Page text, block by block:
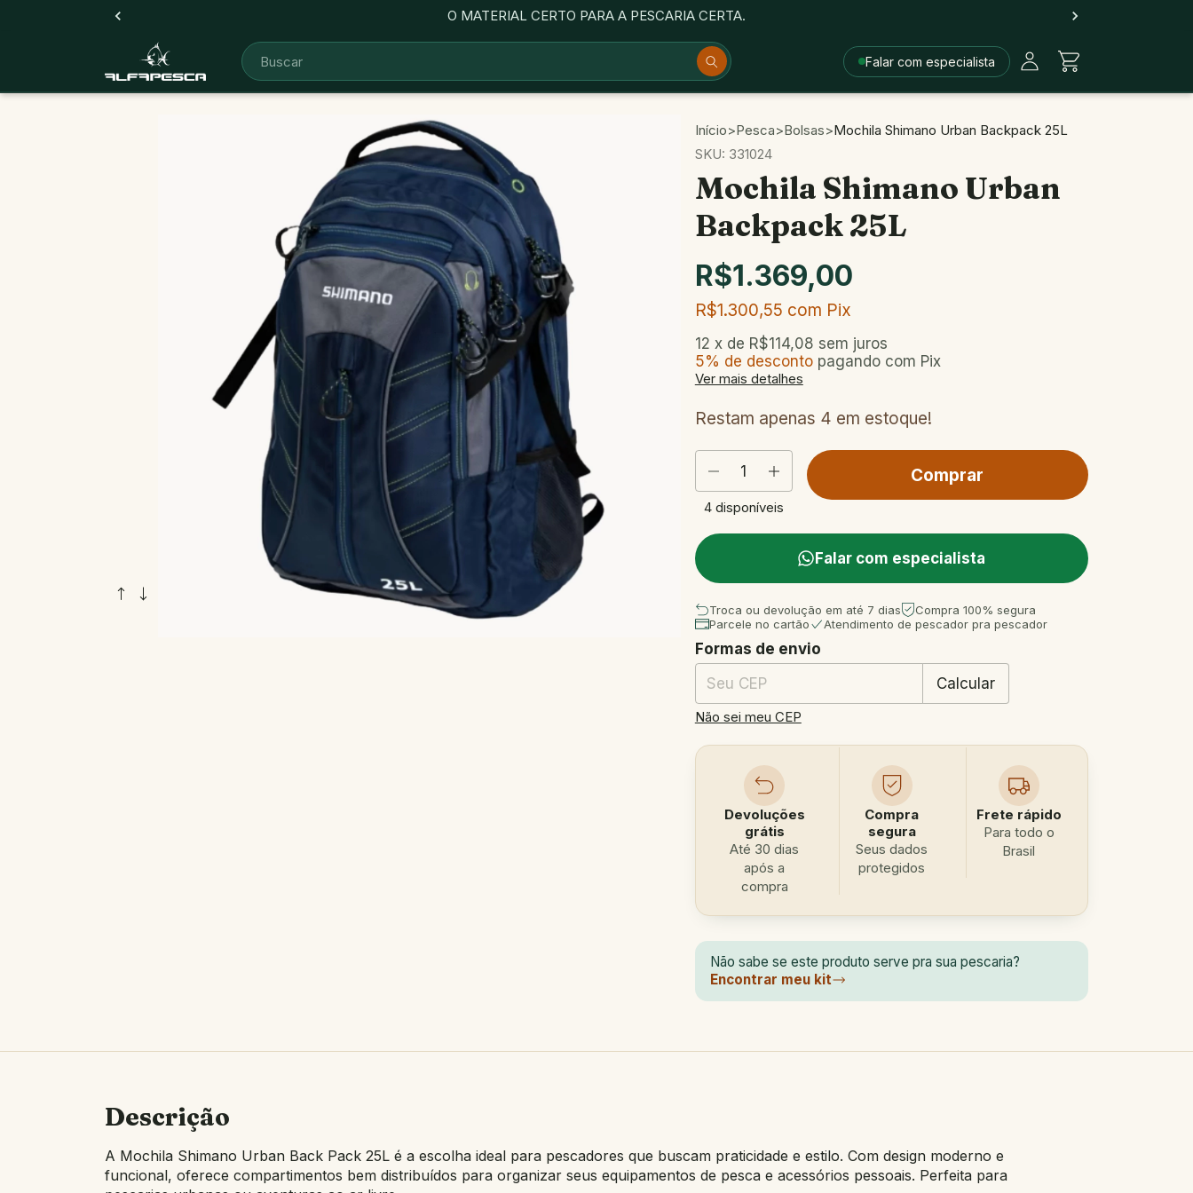
O MATERIAL CERTO PARA A PESCARIA CERTA.
Falar com especialista
Início>Pesca>Bolsas>Mochila Shimano Urban Backpack 25L
SKU: 331024
Mochila Shimano Urban
Backpack 25L
R$1.369,00
R$1.300,55 com Pix
12 x de R$114,08 sem juros
5% de descontopagando com Pix
Ver mais detalhes
Restam apenas 4 em estoque!
4 disponíveis
Falar com especialista
Troca ou devolução em até 7 dias
Compra 100% segura
Parcele no cartão
Atendimento de pescador pra pescador
Entregas para o CEP:
Formas de envio
Calcular
Não sei meu CEP
Devoluções
grátis
Até 30 dias
após a
compra
Compra
segura
Seus dados
protegidos
Frete rápido
Para todo o
Brasil
Não sabe se este produto serve pra sua pescaria?
Encontrar meu kit
Descrição
A Mochila Shimano Urban Back Pack 25L é a escolha ideal para pescadores que buscam praticidade e estilo. Com design moderno e
funcional, oferece compartimentos bem distribuídos para organizar seus equipamentos de pesca e acessórios pessoais. Perfeita para